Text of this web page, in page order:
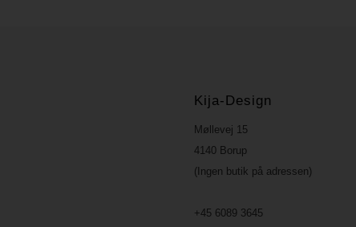
Kija-Design
Møllevej 15
4140 Borup
(Ingen butik på adressen)
+45 6089 3645